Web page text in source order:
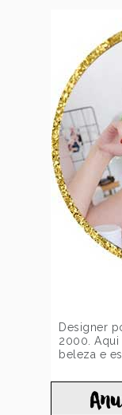
Designer
2000.
beleza e